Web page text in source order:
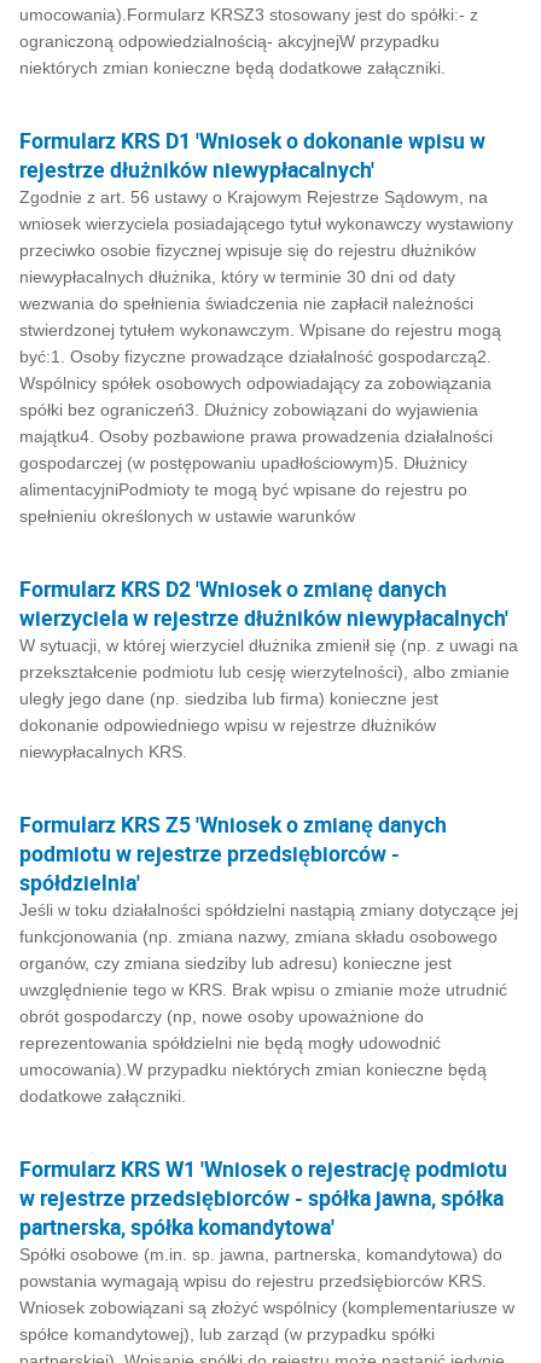
umocowania).Formularz KRSZ3 stosowany jest do spółki:- z
ograniczoną odpowiedzialnością- akcyjnejW przypadku
niektórych zmian konieczne będą dodatkowe załączniki.
Formularz KRS D1 'Wniosek o dokonanie wpisu w
rejestrze dłużników niewypłacalnych'
Zgodnie z art. 56 ustawy o Krajowym Rejestrze Sądowym, na
wniosek wierzyciela posiadającego tytuł wykonawczy wystawiony
przeciwko osobie fizycznej wpisuje się do rejestru dłużników
niewypłacalnych dłużnika, który w terminie 30 dni od daty
wezwania do spełnienia świadczenia nie zapłacił należności
stwierdzonej tytułem wykonawczym. Wpisane do rejestru mogą
być:1. Osoby fizyczne prowadzące działalność gospodarczą2.
Wspólnicy spółek osobowych odpowiadający za zobowiązania
spółki bez ograniczeń3. Dłużnicy zobowiązani do wyjawienia
majątku4. Osoby pozbawione prawa prowadzenia działalności
gospodarczej (w postępowaniu upadłościowym)5. Dłużnicy
alimentacyjniPodmioty te mogą być wpisane do rejestru po
spełnieniu określonych w ustawie warunków
Formularz KRS D2 'Wniosek o zmianę danych
wierzyciela w rejestrze dłużników niewypłacalnych'
W sytuacji, w której wierzyciel dłużnika zmienił się (np. z uwagi na
przekształcenie podmiotu lub cesję wierzytelności), albo zmianie
uległy jego dane (np. siedziba lub firma) konieczne jest
dokonanie odpowiedniego wpisu w rejestrze dłużników
niewypłacalnych KRS.
Formularz KRS Z5 'Wniosek o zmianę danych
podmiotu w rejestrze przedsiębiorców -
spółdzielnia'
Jeśli w toku działalności spółdzielni nastąpią zmiany dotyczące jej
funkcjonowania (np. zmiana nazwy, zmiana składu osobowego
organów, czy zmiana siedziby lub adresu) konieczne jest
uwzględnienie tego w KRS. Brak wpisu o zmianie może utrudnić
obrót gospodarczy (np, nowe osoby upoważnione do
reprezentowania spółdzielni nie będą mogły udowodnić
umocowania).W przypadku niektórych zmian konieczne będą
dodatkowe załączniki.
Formularz KRS W1 'Wniosek o rejestrację podmiotu
w rejestrze przedsiębiorców - spółka jawna, spółka
partnerska, spółka komandytowa'
Spółki osobowe (m.in. sp. jawna, partnerska, komandytowa) do
powstania wymagają wpisu do rejestru przedsiębiorców KRS.
Wniosek zobowiązani są złożyć wspólnicy (komplementariusze w
spółce komandytowej), lub zarząd (w przypadku spółki